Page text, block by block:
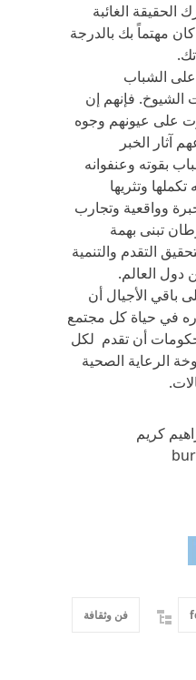
الحقيقة الغائبة
مهتماً بك بالدرجة
الشباب
الشيوخ. فإنهم إن
على عيونهم وجوه
آثار الخبر
بقوته وعنفوانه
وتثريها
وواقعية وتجارب
تبنى بهمة
التقدم والتنمية
دول العالم.
باقي الأجيال أن
في حياة كل مجتمع
أن تقدم لكل
الرعاية الصحية
كريم
فن وثقافة